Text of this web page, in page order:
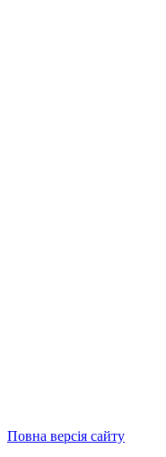
Повна версія сайту